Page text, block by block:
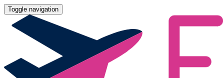
Toggle navigation